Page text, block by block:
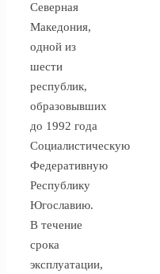
Северная
Македония,
одной из
шести
республик,
образовывших
до 1992 года
Социалистическую
Федеративную
Республику
Югославию.
В течение
срока
эксплуатации,